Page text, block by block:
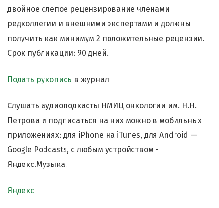
двойное слепое рецензирование членами
редколлегии и внешними экспертами и должны
получить как минимум 2 положительные рецензии.
Срок публикации: 90 дней.
Подать рукопись в журнал
Слушать аудиоподкасты НМИЦ онкологии им. Н.Н.
Петрова и подписаться на них можно в мобильных
приложениях: для iPhone на iTunes, для Android —
Google Podcasts, с любым устройством -
Яндекс.Музыка.
Яндекс